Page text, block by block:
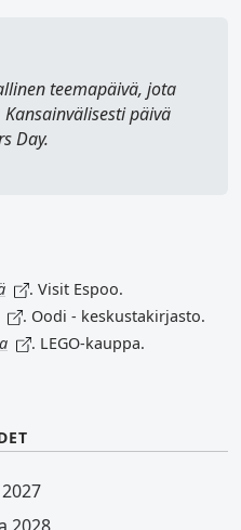
teemapäivä, jota
päivä
Day.
. Visit Espoo.
. Oodi - keskustakirjasto.
. LEGO-kauppa.